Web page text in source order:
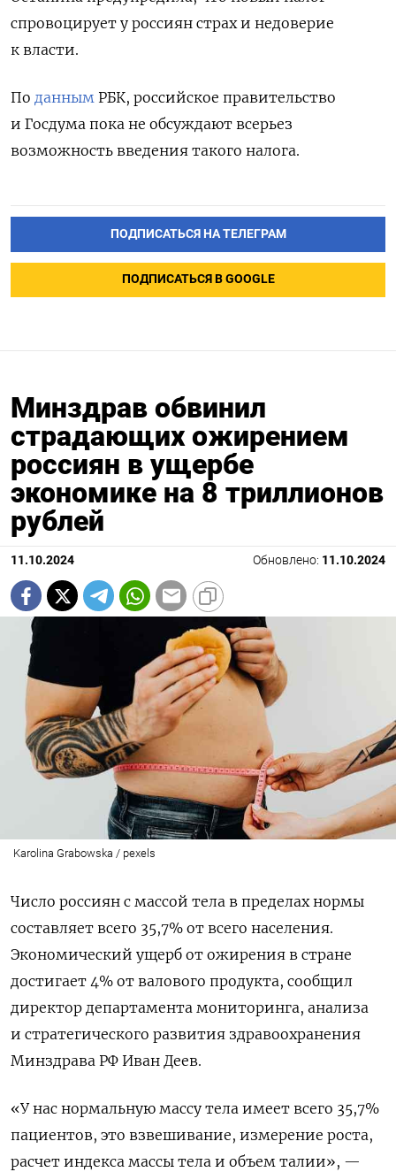
спровоцирует у россиян страх и недоверие
к власти.
По данным РБК, российское правительство
и Госдума пока не обсуждают всерьез
возможность введения такого налога.
ПОДПИСАТЬСЯ НА ТЕЛЕГРАМ
ПОДПИСАТЬСЯ В GOOGLE
Минздрав обвинил
страдающих ожирением
россиян в ущербе
экономике на 8 триллионов
рублей
11.10.2024 Обновлено: 11.10.2024
Karolina Grabowska / pexels
Число россиян с массой тела в пределах нормы
составляет всего 35,7% от всего населения.
Экономический ущерб от ожирения в стране
достигает 4% от валового продукта, сообщил
директор департамента мониторинга, анализа
и стратегического развития здравоохранения
Минздрава РФ Иван Деев.
«У нас нормальную массу тела имеет всего 35,7%
пациентов, это взвешивание, измерение роста,
расчет индекса массы тела и объем талии», —